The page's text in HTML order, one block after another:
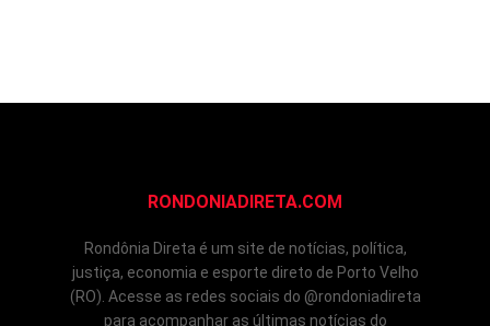
RONDONIADIRETA.COM
Rondônia Direta é um site de notícias, política,
justiça, economia e esporte direto de Porto Velho
(RO). Acesse as redes sociais do @rondoniadireta
para acompanhar as últimas notícias do